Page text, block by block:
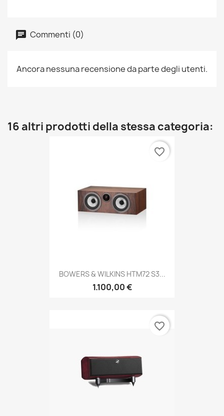
Commenti (0)
Ancora nessuna recensione da parte degli utenti.
16 altri prodotti della stessa categoria:
BOWERS & WILKINS HTM72 S3...
1.100,00 €
favorite_border
favorite_border